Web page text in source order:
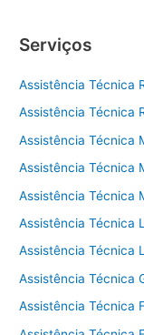
Serviços
Assistência Técnica
Assistência Técnica
Assistência Técnica
Assistência Técnica
Assistência Técnica
Assistência Técnica
Assistência Técnica
Assistência Técnica
Assistência Técnica